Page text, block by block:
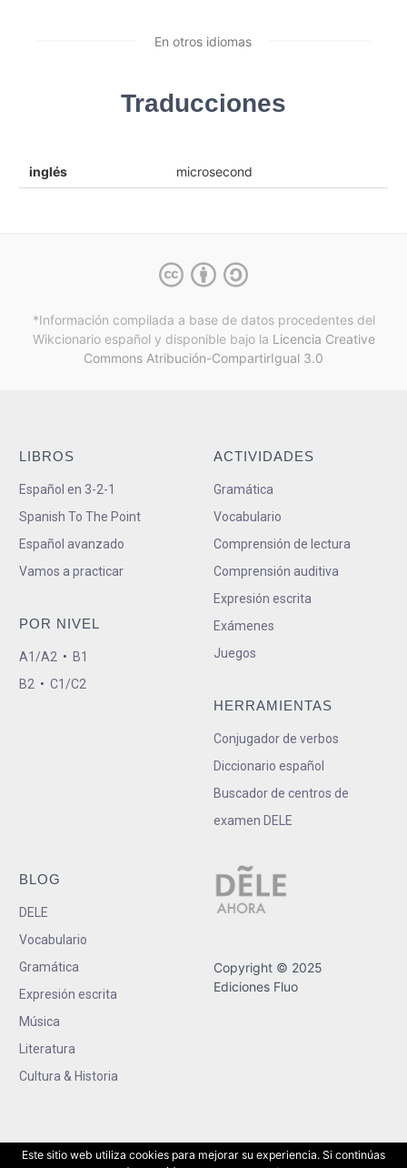
En otros idiomas
Traducciones
inglés microsecond
*Información compilada a base de datos procedentes del
Wikcionario español y disponible bajo la Licencia Creative
Commons Atribución-CompartirIgual 3.0
LIBROS
Español en 3-2-1
Spanish To The Point
Español avanzado
Vamos a practicar
POR NIVEL
A1/A2 • B1
B2 • C1/C2
ACTIVIDADES
Gramática
Vocabulario
Comprensión de lectura
Comprensión auditiva
Expresión escrita
Exámenes
Juegos
HERRAMIENTAS
Conjugador de verbos
Diccionario español
Buscador de centros de
examen DELE
BLOG
DELE
Vocabulario
Gramática
Expresión escrita
Música
Literatura
Cultura & Historia
Copyright © 2025
Ediciones Fluo
Este sitio web utiliza cookies para mejorar su experiencia. Si continúas